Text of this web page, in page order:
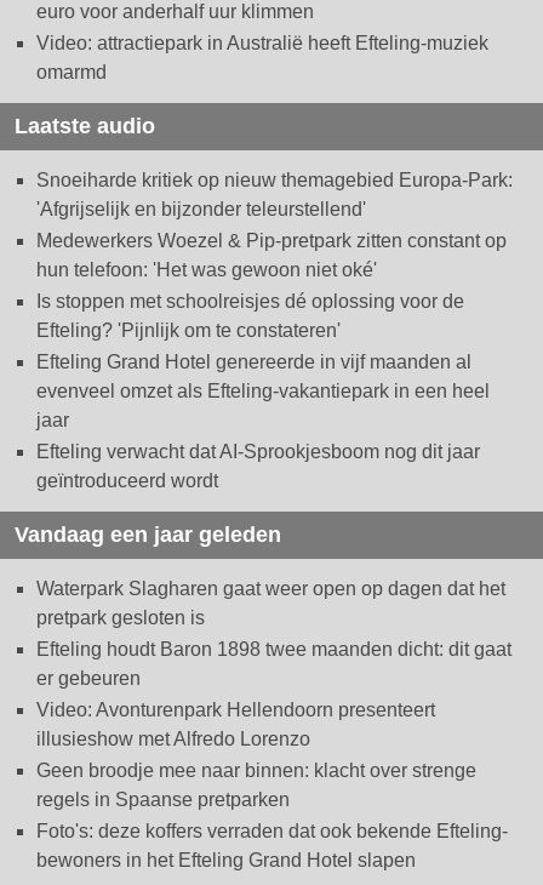
euro voor anderhalf uur klimmen
Video: attractiepark in Australië heeft Efteling-muziek
omarmd
Laatste audio
Snoeiharde kritiek op nieuw themagebied Europa-Park:
'Afgrijselijk en bijzonder teleurstellend'
Medewerkers Woezel & Pip-pretpark zitten constant op
hun telefoon: 'Het was gewoon niet oké'
Is stoppen met schoolreisjes dé oplossing voor de
Efteling? 'Pijnlijk om te constateren'
Efteling Grand Hotel genereerde in vijf maanden al
evenveel omzet als Efteling-vakantiepark in een heel
jaar
Efteling verwacht dat AI-Sprookjesboom nog dit jaar
geïntroduceerd wordt
Vandaag een jaar geleden
Waterpark Slagharen gaat weer open op dagen dat het
pretpark gesloten is
Efteling houdt Baron 1898 twee maanden dicht: dit gaat
er gebeuren
Video: Avonturenpark Hellendoorn presenteert
illusieshow met Alfredo Lorenzo
Geen broodje mee naar binnen: klacht over strenge
regels in Spaanse pretparken
Foto's: deze koffers verraden dat ook bekende Efteling-
bewoners in het Efteling Grand Hotel slapen